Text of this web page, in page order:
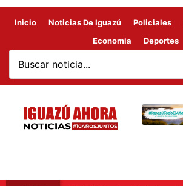
Inicio Noticias De Iguazú Policiales
Economia
Deportes